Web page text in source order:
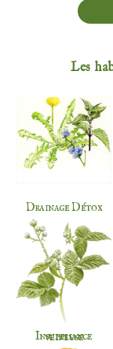
Les
Insuffisance veineuse
Drainage Détox